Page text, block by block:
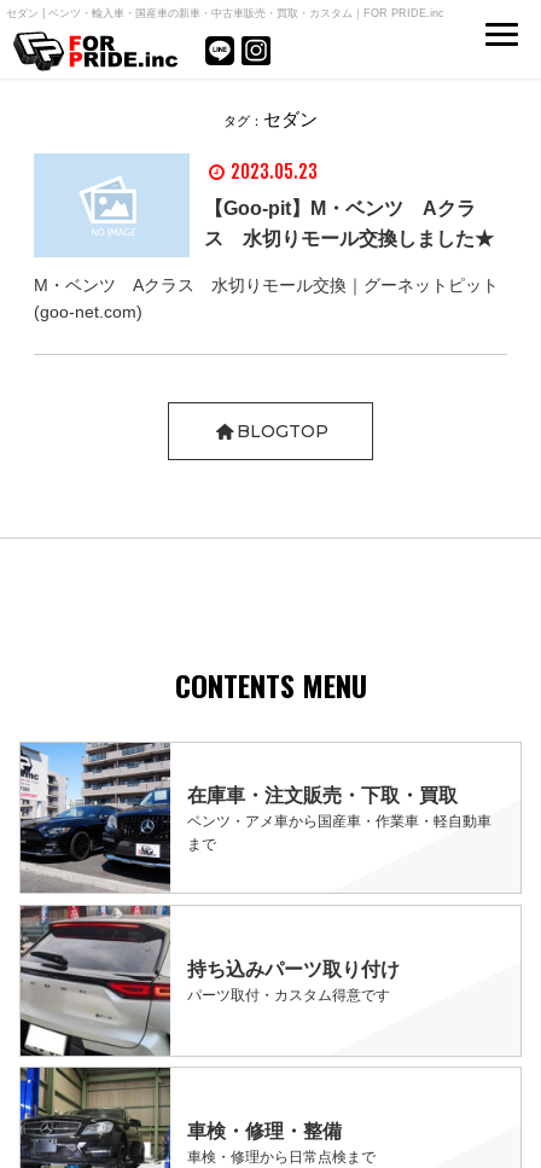
セダン | ベンツ・輸入車・国産車の新車・中古車販売・買取・カスタム｜FOR PRIDE.inc
タグ： セダン
2023.05.23
【Goo-pit】M・ベンツ Aクラ
ス 水切りモール交換しました★
M・ベンツ Aクラス 水切りモール交換｜グーネットピット
(goo-net.com)
BLOGTOP
CONTENTS MENU
在庫車・注文販売・下取・買取
ベンツ・アメ車から国産車・作業車・軽自動車
まで
持ち込みパーツ取り付け
パーツ取付・カスタム得意です
車検・修理・整備
車検・修理から日常点検まで